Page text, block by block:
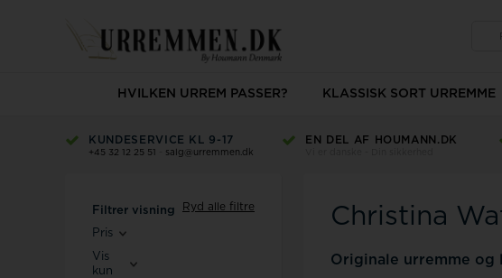
HVILKEN URREM PASSER? KLASSISK SORT URREMME
KUNDESERVICE KL 9-17
+45 32 12 25 51 salg@urremmen.dk
EN DEL AF HOUMANN.DK
Filtrer visning
Pris
Vis
kun
Ryd alle filtre Christina
Originale urremme og